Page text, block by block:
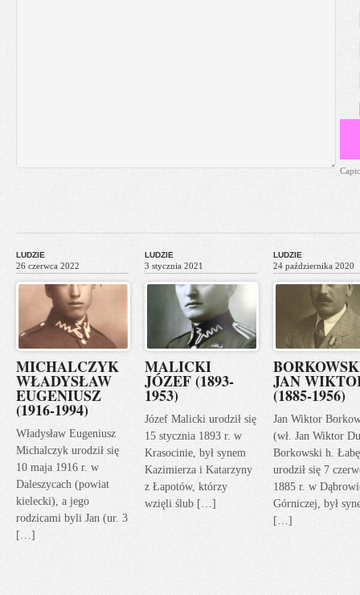
LUDZIE
26 czerwca 2022
MICHALCZYK
WŁADYSŁAW
EUGENIUSZ
(1916-1994)
Władysław Eugeniusz
Michalczyk urodził się
10 maja 1916 r. w
Daleszycach (powiat
kielecki), a jego
rodzicami byli Jan (ur. 3
[…]
LUDZIE
3 stycznia 2021
MALICKI
JÓZEF (1893-
1953)
Józef Malicki urodził się
15 stycznia 1893 r. w
Krasocinie, był synem
Kazimierza i Katarzyny
z Łapotów, którzy
wzięli ślub […]
LUDZIE
24 października 2020
JAN
(1885-1956)
Jan Wiktor
(wł. Jan Wiktor
Borkowski h.
urodził się 7
1885 r. w
Górniczej, był
[…]